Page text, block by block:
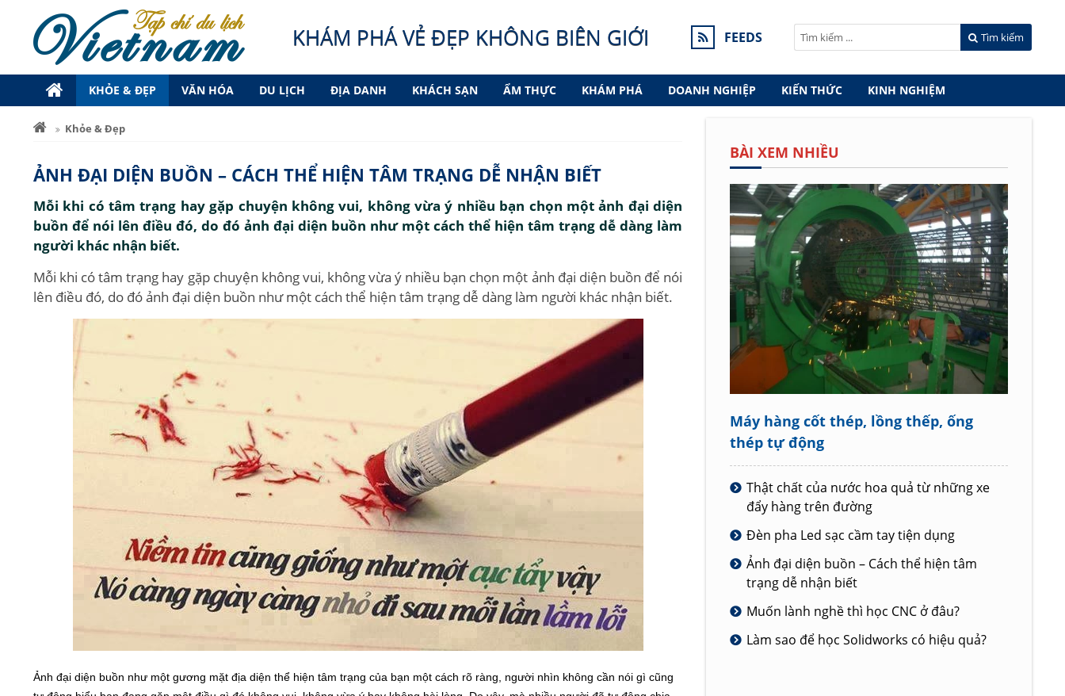
KHÁM PHÁ VẺ ĐẸP KHÔNG BIÊN GIỚI FEEDS Tìm kiếm
KHỎE & ĐẸP VĂN HÓA DU LỊCH ĐỊA DANH KHÁCH SẠN ẨM THỰC KHÁM PHÁ DOANH NGHIỆP KIẾN THỨC KINH NGHIỆM
Khỏe & Đẹp
ẢNH ĐẠI DIỆN BUỒN – CÁCH THỂ HIỆN TÂM TRẠNG DỄ NHẬN BIẾT
Mỗi khi có tâm trạng hay gặp chuyện không vui, không vừa ý nhiều bạn chọn một ảnh đại diện
buồn để nói lên điều đó, do đó ảnh đại diện buồn như một cách thể hiện tâm trạng dễ dàng làm
người khác nhận biết.
Mỗi khi có tâm trạng hay gặp chuyện không vui, không vừa ý nhiều bạn chọn một ảnh đại diện buồn để nói
lên điều đó, do đó ảnh đại diện buồn như một cách thể hiện tâm trạng dễ dàng làm người khác nhận biết.
Ảnh đại diện buồn như một gương mặt địa diện thể hiện tâm trạng của bạn một cách rõ ràng, người nhìn không cần nói gì cũng
BÀI XEM NHIỀU
Máy hàng cốt thép, lồng thếp, ống
thép tự động
Thật chất của nước hoa quả từ những xe
đẩy hàng trên đường
Đèn pha Led sạc cầm tay tiện dụng
Ảnh đại diện buồn – Cách thể hiện tâm
trạng dễ nhận biết
Muốn lành nghề thì học CNC ở đâu?
Làm sao để học Solidworks có hiệu quả?